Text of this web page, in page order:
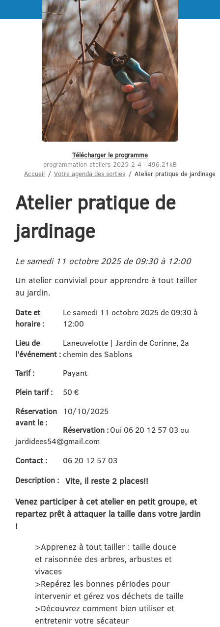
Menu
Télécharger le programme
programmation-ateliers-2025-2-4 - 496.21kB
Accueil
Votre agenda des sorties Atelier pratique de jardinage
Atelier pratique de
jardinage
Le samedi 11 octobre 2025 de 09:30 à 12:00
Un atelier convivial pour apprendre à tout tailler
au jardin.
Date et
horaire :
Le samedi 11 octobre 2025 de 09:30 à
12:00
Lieu de
l'événement :
Laneuvelotte | Jardin de Corinne, 2a
chemin des Sablons
Tarif :
Payant
Plein tarif :
50 €
Réservation
avant le :
10/10/2025
Réservation : Oui 06 20 12 57 03 ou
jardidees54@gmail.com
Contact :
06 20 12 57 03
Description : Vite, il reste 2 places!!
Venez participer à cet atelier en petit groupe, et
repartez prêt à attaquer la taille dans votre jardin
!
>Apprenez à tout tailler : taille douce
et raisonnée des arbres, arbustes et
vivaces
>Repérez les bonnes périodes pour
intervenir et gérez vos déchets de taille
>Découvrez comment bien utiliser et
entretenir votre sécateur